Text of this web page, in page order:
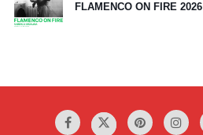
FLAMENCO ON FIRE 2026